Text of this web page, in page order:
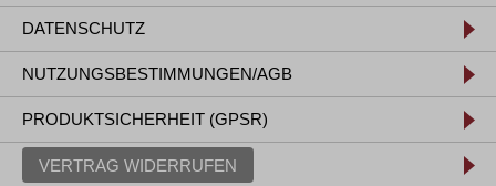
DATENSCHUTZ
NUTZUNGSBESTIMMUNGEN/AGB
PRODUKTSICHERHEIT (GPSR)
VERTRAG WIDERRUFEN